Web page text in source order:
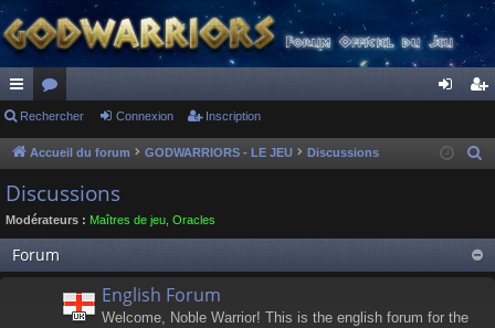
ac
co
ur
ci
s
or
u
s
ne cri
Rechercher Connexion Inscription
Accueil du forum GODWARRIORS - LE JEU Discussions
r
Discussions
Modérateurs : Maîtres de jeu Oracles
Forum
English Forum
Welcome, Noble Warrior! This is the english forum for the